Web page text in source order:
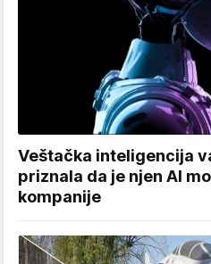
Veštačka inteligencija
priznala da je njen AI
kompanije